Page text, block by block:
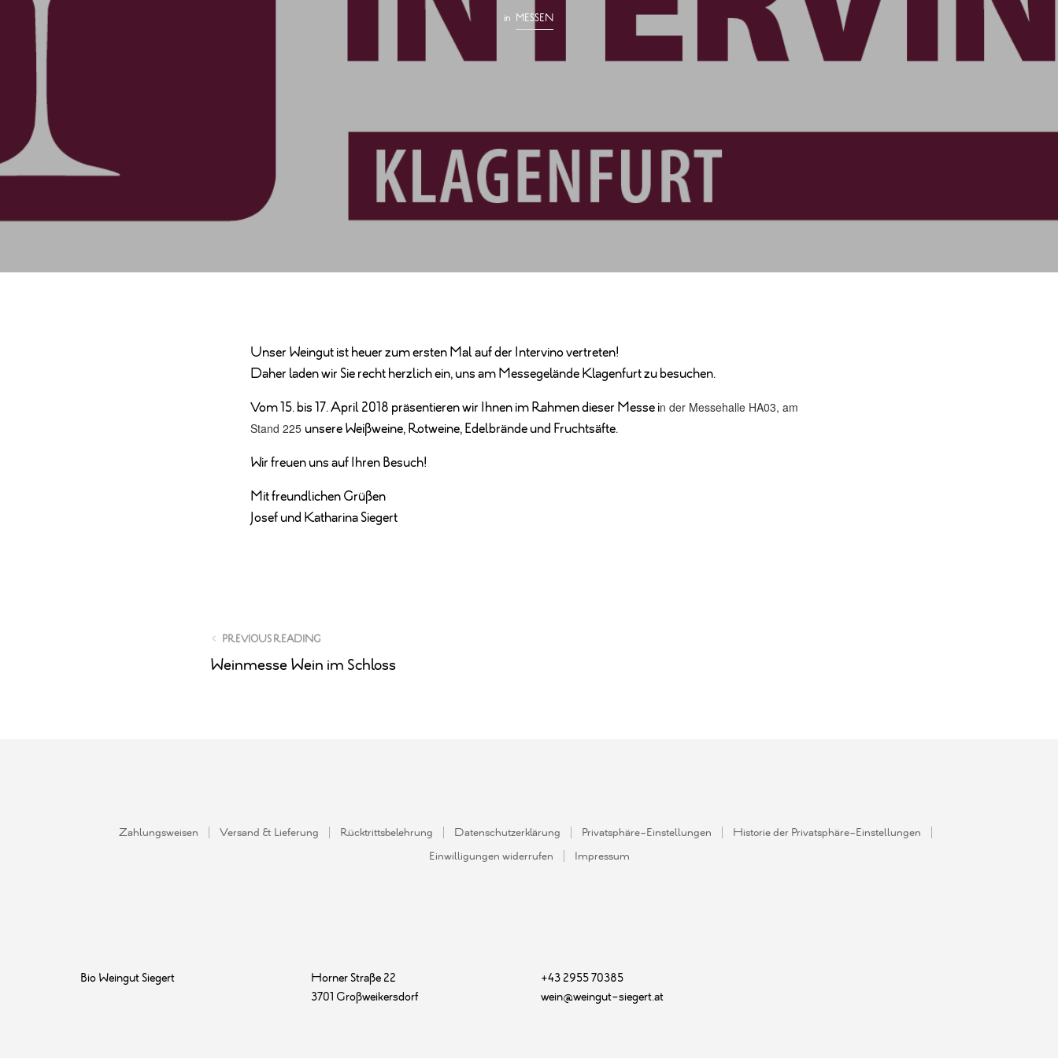
in MESSEN
Unser Weingut ist heuer zum ersten Mal auf der Intervino vertreten!
Daher laden wir Sie recht herzlich ein, uns am Messegelände Klagenfurt zu besuchen.
Vom 15. bis 17. April 2018 präsentieren wir Ihnen im Rahmen dieser Messe in der Messehalle HA03, am
Stand 225 unsere Weißweine, Rotweine, Edelbrände und Fruchtsäfte.
Wir freuen uns auf Ihren Besuch!
Mit freundlichen Grüßen
Josef und Katharina Siegert
PREVIOUS READING
Weinmesse Wein im Schloss
Zahlungsweisen Versand & Lieferung Rücktrittsbelehrung Datenschutzerklärung Privatsphäre-Einstellungen
Historie der Privatsphäre-Einstellungen
Einwilligungen widerrufen
Impressum
Bio Weingut Siegert
Horner Straße 22
3701 Großweikersdorf
+43 2955 70385
wein@weingut-siegert.at